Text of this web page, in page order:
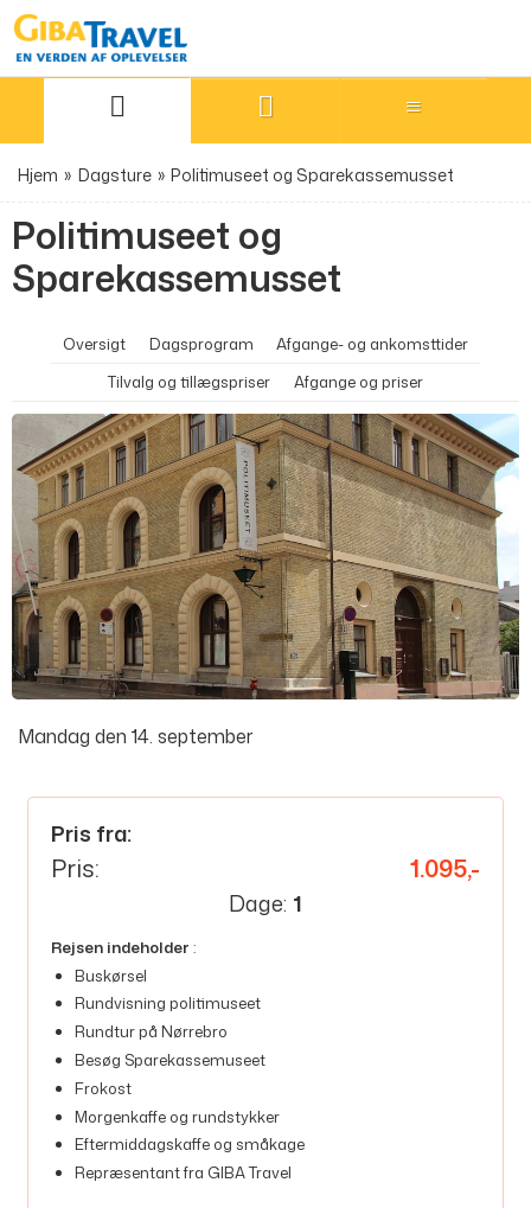
Hjem » Dagsture » Politimuseet og Sparekassemusset
Politimuseet og
Sparekassemusset
Oversigt Dagsprogram
Afgange- og ankomsttider
Tilvalg og tillægspriser
Afgange og priser
Mandag den 14. september
Pris fra:
Pris: 1.095,-
Dage: 1
Rejsen indeholder :
Buskørsel
Rundvisning politimuseet
Rundtur på Nørrebro
Besøg Sparekassemuseet
Frokost
Morgenkaffe og rundstykker
Eftermiddagskaffe og småkage
Repræsentant fra GIBA Travel